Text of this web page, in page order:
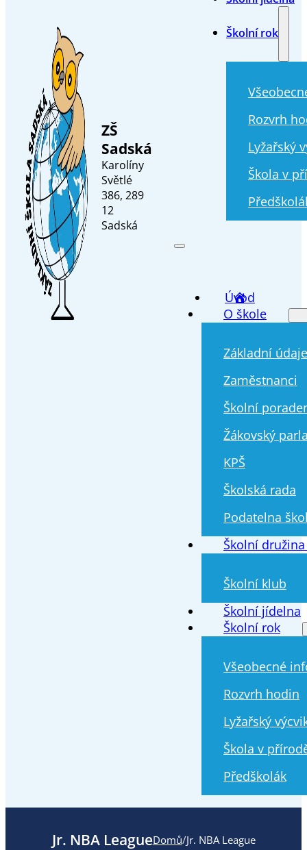
ZŠ
Sadská
Karolíny
Světlé
386, 289
12
Sadská
Školní rok
Rozvrh
Lyžařský
Škola v
Úvod
O škole
Základní údaje
Zaměstnanci
Školní
Žákovský
KPŠ
Školská rada
Podatelna
Školní
Školní klub
Školní jídelna
Školní rok
Všeobecné
Rozvrh hodin
Lyžařský
Škola v
Předškolák
Jr. NBA LeagueDomů/Jr. NBA League